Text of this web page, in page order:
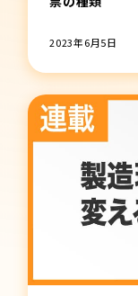
2023年6月5日